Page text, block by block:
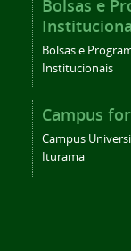
Bolsas e
Bolsas e
Institucionais
Campus
Campus
Iturama